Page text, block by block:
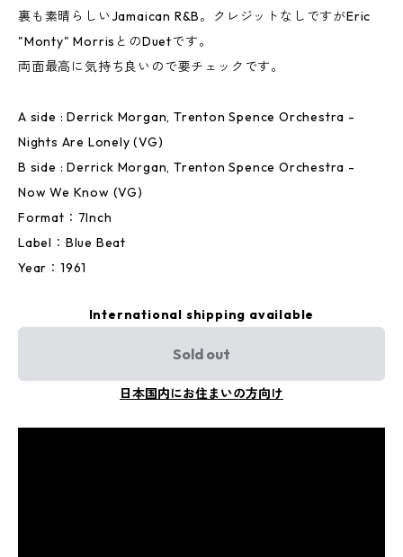
裏も素晴らしいJamaican R&B。クレジットなしですがEric
"Monty" MorrisとのDuetです。
両面最高に気持ち良いので要チェックです。
A side : Derrick Morgan, Trenton Spence Orchestra -
Nights Are Lonely (VG)
B side : Derrick Morgan, Trenton Spence Orchestra -
Now We Know (VG)
Format：7Inch
Label：Blue Beat
Year：1961
International shipping available
Sold out
日本国内にお住まいの方向け